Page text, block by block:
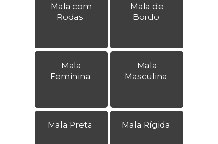
Mala com
Rodas
Mala de
Bordo
Mala
Feminina
Mala
Masculina
Mala Preta Mala Rígida